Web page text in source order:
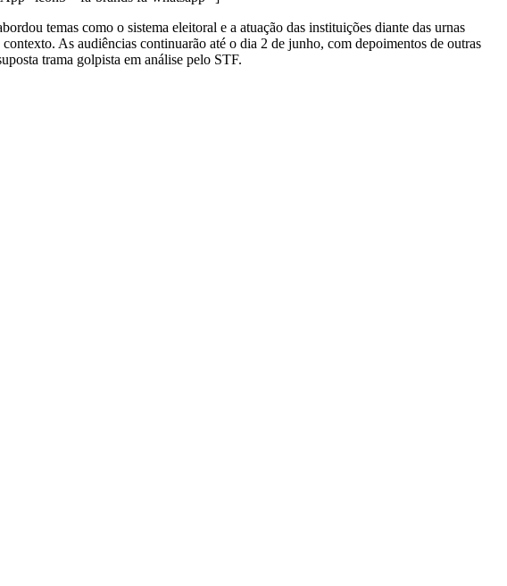
temas como o sistema eleitoral e a atuação das instituições diante das urnas
As audiências continuarão até o dia 2 de junho, com depoimentos de outras
trama golpista em análise pelo STF.